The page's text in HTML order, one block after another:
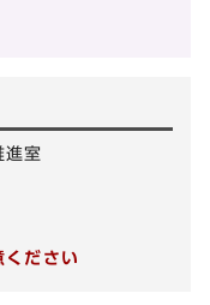
進室
ださい